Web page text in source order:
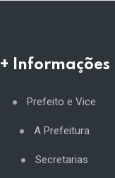
+ Informações
Prefeito e Vice
A Prefeitura
Secretarias